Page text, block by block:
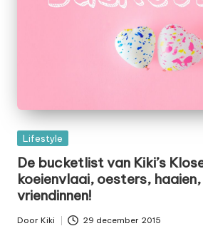
Geplaatst
Lifestyle
De bucketlist van Kiki’s
koeienvlaai, oesters,
vriendinnen!
Door Kiki 29 december 2015